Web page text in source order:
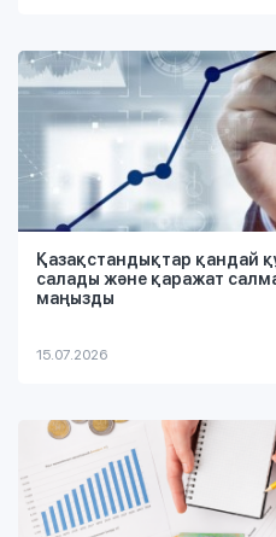
Қазақстандықтар қандай
салады және қаражат
маңызды
15.07.2026